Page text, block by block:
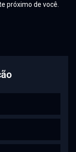
próximo de você.